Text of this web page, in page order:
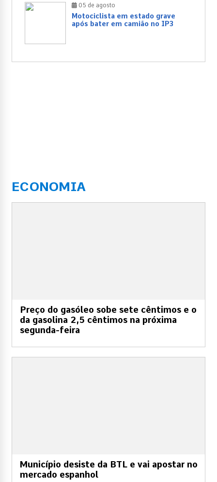
05 de agosto
Motociclista em estado grave
após bater em camião no IP3
ECONOMIA
Preço do gasóleo sobe sete cêntimos e o
da gasolina 2,5 cêntimos na próxima
segunda-feira
Município desiste da BTL e vai apostar no
mercado espanhol